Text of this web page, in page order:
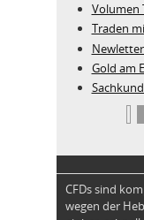
Volumen
Traden
Gold am
CFDs sind
wegen der